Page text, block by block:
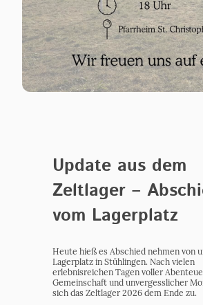
Update aus dem
Zeltlager –
vom Lagerplatz
Heute hieß es Abschied nehmen von
Lagerplatz in Stühlingen. Nach vielen
erlebnisreichen Tagen voller
Gemeinschaft und unvergesslicher
sich das Zeltlager 2026 dem Ende zu.